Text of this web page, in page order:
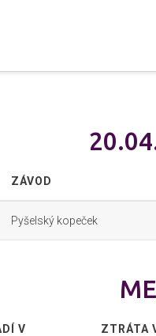
ZÁVOD
Pyšelský kopeček
V
ZTRÁTA